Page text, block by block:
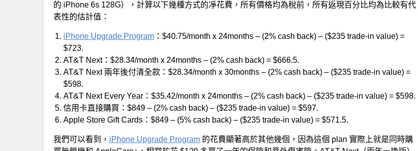
的 iPhone 6s 128G），計算以下幾種方式的凈花費，所有價格均為稅前，所有返現百分比均為比較有代
表性的估計值：
iPhone Upgrade Program ：$40.75/month x 24months – (2% cash back) – ($235 trade-in value) =
$723.
AT&T Next：$28.34/month x 24months – (2% cash back) = $666.5.
AT&T Next 兩年後付清全款：$28.34/month x 30months – (2% cash back) – ($235 trade-in value) =
$598.
AT&T Next Every Year：$35.42/month x 24months – (2% cash back) – ($235 trade-in value) = $598.
信用卡直接購買：$849 – (2% cash back) – ($235 trade-in value) = $597.
Apple Store Gift Cards：$849 – (5% cash back) – ($235 trade-in value) = $571.5.
我們可以看到， iPhone Upgrade Program 的花費顯著高於其他幾個，因為這個 plan 實際上就是同時購